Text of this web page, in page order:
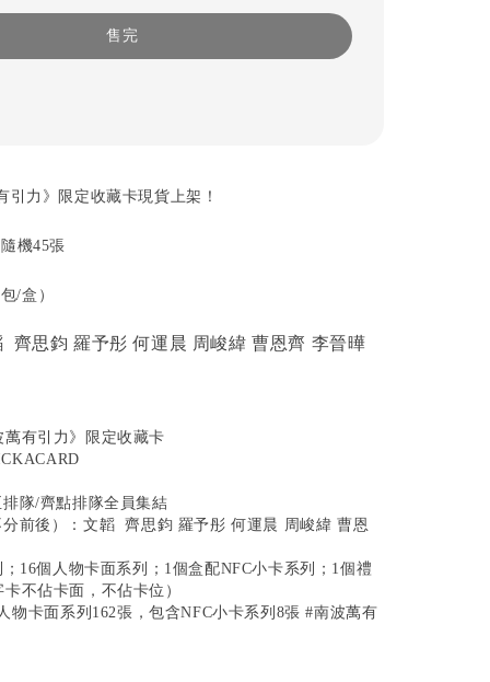
售完
引力》限定收藏卡現貨上架！
機45張
/盒）
齊思鈞 羅予彤 何運晨 周峻緯 曹恩齊 李晉曄
有引力》限定收藏卡
隊/齊點排隊全員集結
前後）：文韜
齊思鈞 羅予彤 何運晨 周峻緯 曹恩
16個人物卡面系列；1個盒配NFC小卡系列；1個禮
不佔卡面，不佔卡位）
物卡面系列162張，包含NFC小卡系列8張 #南波萬有